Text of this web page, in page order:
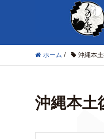
ホーム / 沖縄本
沖縄本土